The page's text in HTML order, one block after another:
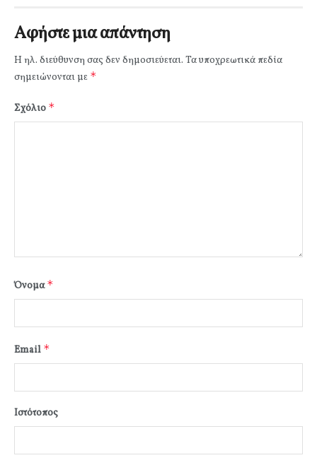
Αφήστε μια απάντηση
Η ηλ. διεύθυνση σας δεν δημοσιεύεται. Τα υποχρεωτικά πεδία
σημειώνονται με *
Σχόλιο *
Όνομα*
Email *
Ιστότοπος